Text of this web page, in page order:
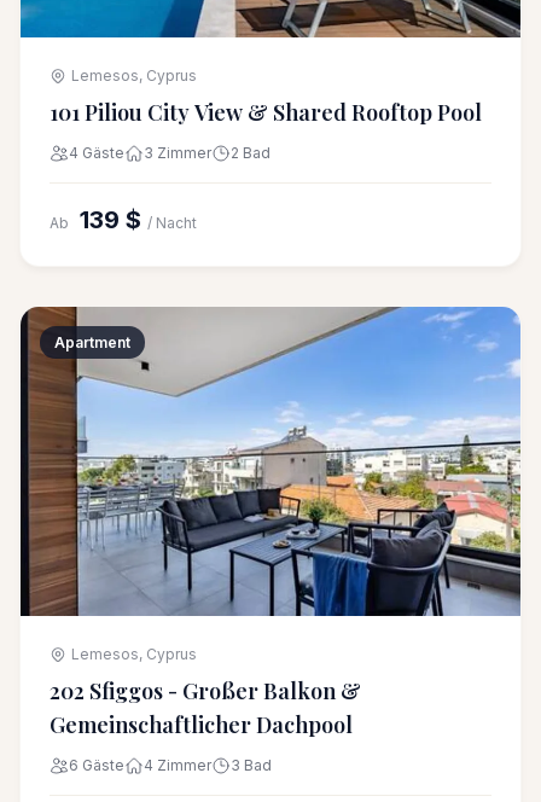
Lemesos, Cyprus
101 Piliou City View & Shared Rooftop Pool
4 Gäste 3 Zimmer 2 Bad
Ab 139 $ / Nacht
Apartment
Lemesos, Cyprus
202 Sfiggos - Großer Balkon &
Gemeinschaftlicher Dachpool
6 Gäste 4 Zimmer 3 Bad